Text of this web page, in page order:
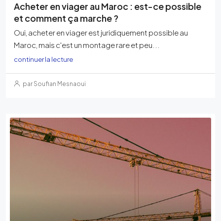
Acheter en viager au Maroc : est-ce possible
et comment ça marche ?
Oui, acheter en viager est juridiquement possible au
Maroc, mais c'est un montage rare et peu...
continuer la lecture
par Soufian Mesnaoui